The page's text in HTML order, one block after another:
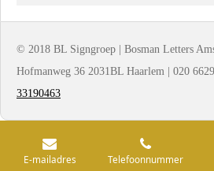
© 2018 BL Signgroep | Bosman Letters
Hofmanweg 36 2031BL Haarlem | 020
33190463
E-mailadres Telefoonnummer